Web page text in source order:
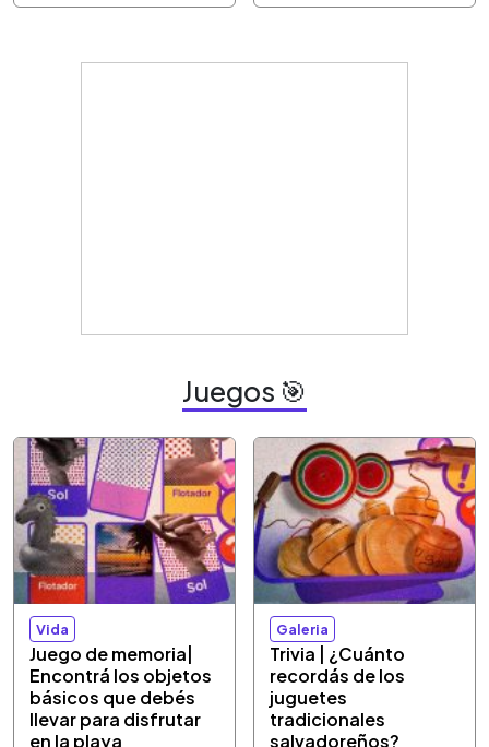
Juegos 🎯
Vida
Juego de memoria|
Encontrá los objetos
básicos que debés
llevar para disfrutar
en la playa
Galeria
Trivia | ¿Cuánto
recordás de los
juguetes
tradicionales
salvadoreños?